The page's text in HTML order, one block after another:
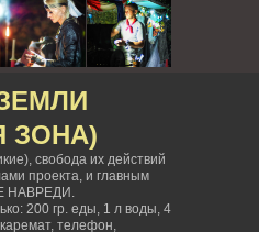
ЗОНА)
свобода их действий
проекта, и главным
НАВРЕДИ.
200 гр. еды, 1 л воды, 4
телефон,